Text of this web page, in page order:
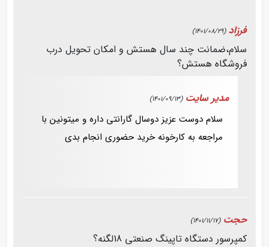
فرزاد (1401/08/29)
سلام،ضمانت چند سال هستش و امکان تحویل درب
فروشگاه هستش؟
مدیر سایت (1401/09/13)
سلام دوست عزیز دوسال گارانتی داره و میتونین با
مراجعه به کارخونه خرید حضوری انجام بدی
حجت (1401/11/17)
کمپرسور دستگاه تاپینگ صنعتی 18لگنه؟